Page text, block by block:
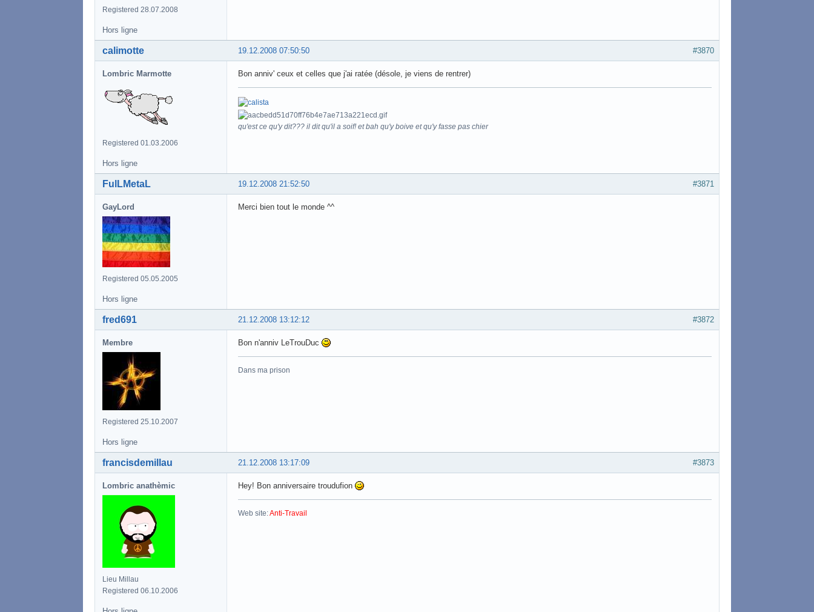
Registered 28.07.2008
Hors ligne
#3870
19.12.2008 07:50:50
calimotte
Lombric Marmotte
Registered 01.03.2006
Bon anniv' ceux et celles que j'ai ratée (désole, je viens de rentrer)
qu'est ce qu'y dit??? il dit qu'il a soif! et bah qu'y boive et qu'y fasse pas chier
Hors ligne
#3871
19.12.2008 21:52:50
FulLMetaL
GayLord
Registered 05.05.2005
Merci bien tout le monde ^^
Hors ligne
#3872
21.12.2008 13:12:12
fred691
Membre
Registered 25.10.2007
Bon n'anniv LeTrouDuc
Dans ma prison
Hors ligne
#3873
21.12.2008 13:17:09
francisdemillau
Lombric anathèmic
Lieu Millau
Registered 06.10.2006
Hey! Bon anniversaire troudufion
Web site:Anti-Travail